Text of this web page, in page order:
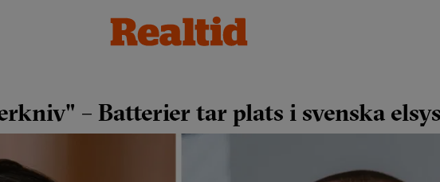
– Batterier tar plats i svenska